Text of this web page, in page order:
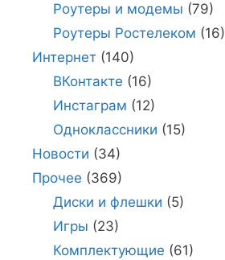
Роутеры и модемы (79)
Роутеры Ростелеком (16)
Интернет (140)
ВКонтакте (16)
Инстаграм (12)
Одноклассники (15)
Новости (34)
Прочее (369)
Диски и флешки (5)
Игры (23)
Комплектующие (61)